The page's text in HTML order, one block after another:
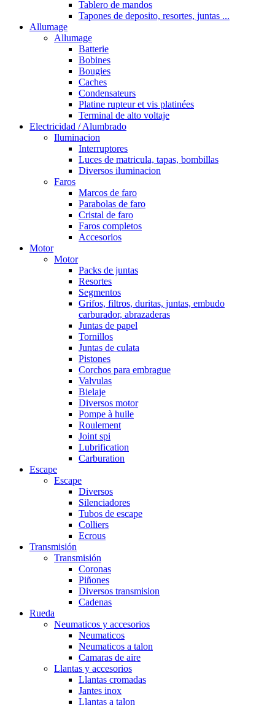
Tablero de mandos
Tapones de deposito, resortes, juntas ...
Allumage
Allumage
Batterie
Bobines
Bougies
Caches
Condensateurs
Platine rupteur et vis platinées
Terminal de alto voltaje
Electricidad / Alumbrado
Iluminacion
Interruptores
Luces de matricula, tapas, bombillas
Diversos iluminacion
Faros
Marcos de faro
Parabolas de faro
Cristal de faro
Faros completos
Accesorios
Motor
Motor
Packs de juntas
Resortes
Segmentos
Grifos, filtros, duritas, juntas, embudo
carburador, abrazaderas
Juntas de papel
Tornillos
Juntas de culata
Pistones
Corchos para embrague
Valvulas
Bielaje
Diversos motor
Pompe à huile
Roulement
Joint spi
Lubrification
Carburation
Escape
Escape
Diversos
Silenciadores
Tubos de escape
Colliers
Ecrous
Transmisión
Transmisión
Coronas
Piñones
Diversos transmision
Cadenas
Rueda
Neumaticos y accesorios
Neumaticos
Neumaticos a talon
Camaras de aire
Llantas y accesorios
Llantas cromadas
Jantes inox
Llantas a talon